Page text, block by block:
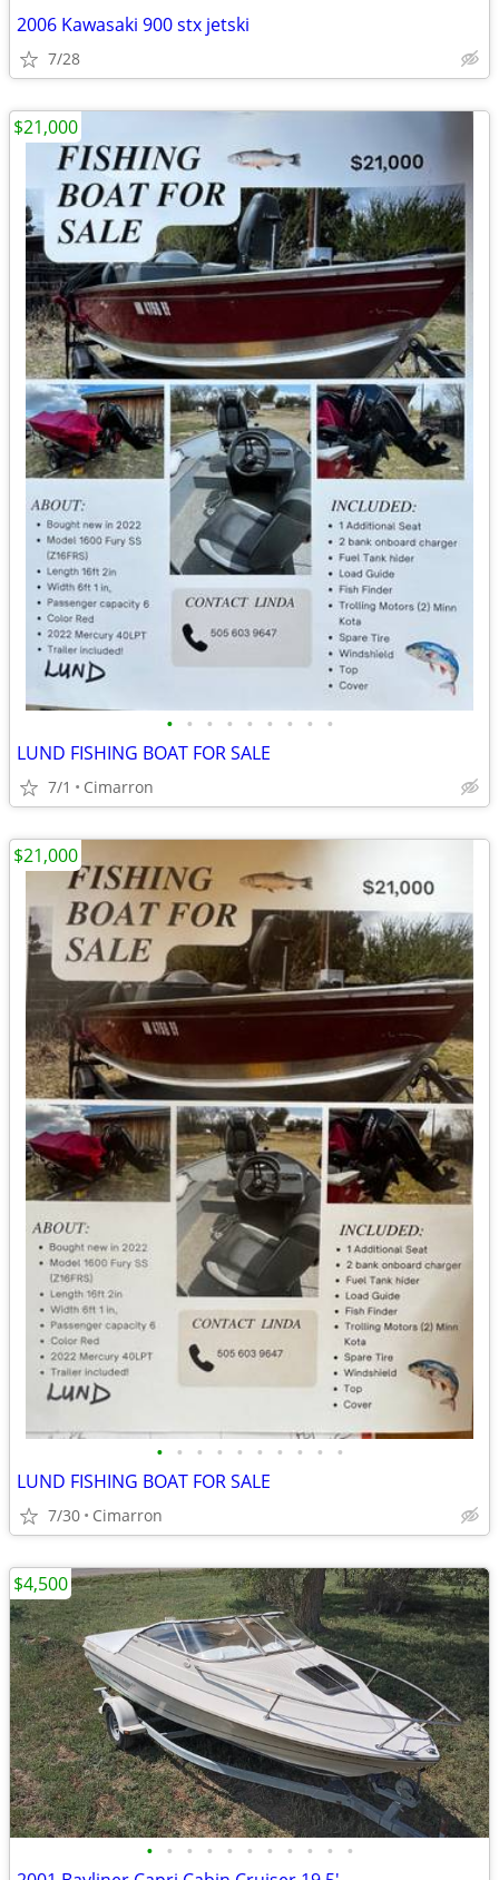
2006 Kawasaki 900 stx jetski
7/28
• • • • • • • • •
LUND FISHING BOAT FOR SALE
7/1 Cimarron
$21,000
• • • • • • • • • •
LUND FISHING BOAT FOR SALE
7/30 Cimarron
$21,000
• • • • • • • • • • •
$4,500